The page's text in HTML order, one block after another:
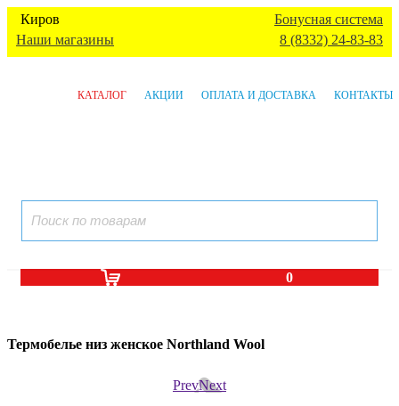
Киров
Наши магазины
Бонусная система
8 (8332) 24-83-83
КАТАЛОГ АКЦИИ ОПЛАТА И ДОСТАВКА КОНТАКТЫ
0
Термобелье низ женское Northland Wool
PrevNext